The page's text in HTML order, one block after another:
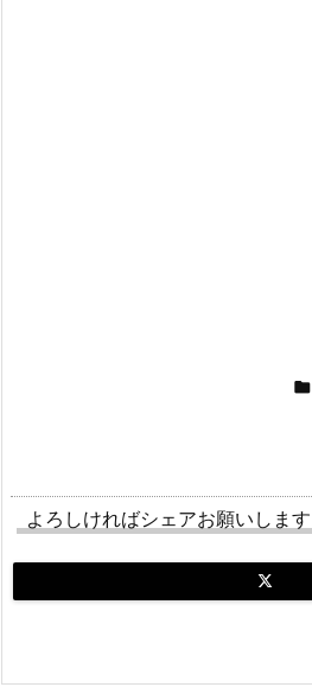

よろしければシェアお願いします